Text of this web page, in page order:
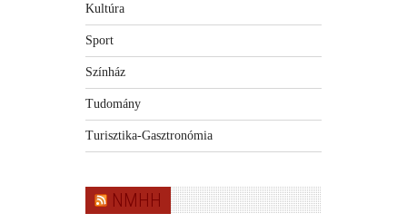
Kultúra
Sport
Színház
Tudomány
Turisztika-Gasztronómia
NMHH